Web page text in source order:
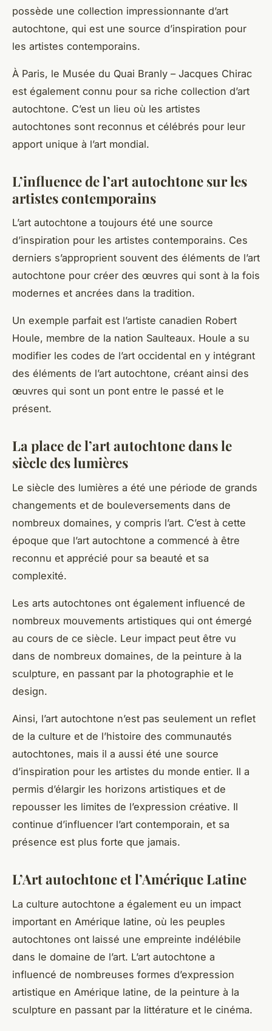
possède une collection impressionnante d’art
autochtone, qui est une source d’inspiration pour
les artistes contemporains.
À Paris, le Musée du Quai Branly – Jacques Chirac
est également connu pour sa riche collection d’art
autochtone. C’est un lieu où les artistes
autochtones sont reconnus et célébrés pour leur
apport unique à l’art mondial.
L’influence de l’art autochtone sur les
artistes contemporains
L’art autochtone a toujours été une source
d’inspiration pour les artistes contemporains. Ces
derniers s’approprient souvent des éléments de l’art
autochtone pour créer des œuvres qui sont à la fois
modernes et ancrées dans la tradition.
Un exemple parfait est l’artiste canadien Robert
Houle, membre de la nation Saulteaux. Houle a su
modifier les codes de l’art occidental en y intégrant
des éléments de l’art autochtone, créant ainsi des
œuvres qui sont un pont entre le passé et le
présent.
La place de l’art autochtone dans le
siècle des lumières
Le siècle des lumières a été une période de grands
changements et de bouleversements dans de
nombreux domaines, y compris l’art. C’est à cette
époque que l’art autochtone a commencé à être
reconnu et apprécié pour sa beauté et sa
complexité.
Les arts autochtones ont également influencé de
nombreux mouvements artistiques qui ont émergé
au cours de ce siècle. Leur impact peut être vu
dans de nombreux domaines, de la peinture à la
sculpture, en passant par la photographie et le
design.
Ainsi, l’art autochtone n’est pas seulement un reflet
de la culture et de l’histoire des communautés
autochtones, mais il a aussi été une source
d’inspiration pour les artistes du monde entier. Il a
permis d’élargir les horizons artistiques et de
repousser les limites de l’expression créative. Il
continue d’influencer l’art contemporain, et sa
présence est plus forte que jamais.
L’Art autochtone et l’Amérique Latine
La culture autochtone a également eu un impact
important en Amérique latine, où les peuples
autochtones ont laissé une empreinte indélébile
dans le domaine de l’art. L’art autochtone a
influencé de nombreuses formes d’expression
artistique en Amérique latine, de la peinture à la
sculpture en passant par la littérature et le cinéma.